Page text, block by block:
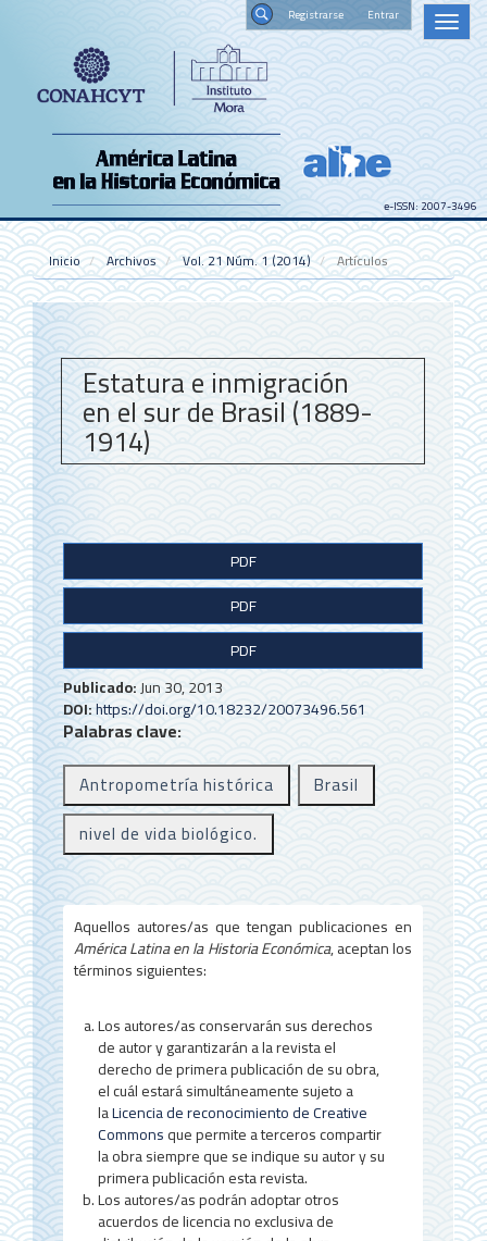
Contenido
principal
Barra
Toggle
e-ISSN: 2007-3496
Inicio Archivos Vol. 21 Núm. 1 (2014) Artículos
Estatura e inmigración
en el sur de Brasil (1889-
1914)
B
a
r
r
a
l
a
t
e
r
a
l
d
e
l
a
r
t
í
PDF
PDF
PDF
Publicado:Jun 30, 2013
DOI:https://doi.org/10.18232/20073496.561
Palabras clave:
Antropometría histórica
Brasil
nivel de vida biológico.
Aquellos autores/as que tengan publicaciones en
América Latina en la Historia Económica, aceptan los
términos siguientes:
Los autores/as conservarán sus derechos
de autor y garantizarán a la revista el
derecho de primera publicación de su obra,
el cuál estará simultáneamente sujeto a
laLicencia de reconocimiento de Creative
Commonsque permite a terceros compartir
la obra siempre que se indique su autor y su
primera publicación esta revista.
Los autores/as podrán adoptar otros
acuerdos de licencia no exclusiva de